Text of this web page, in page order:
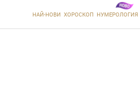
НАЙ-НОВИ ХОРОСКОП НУМЕРОЛОГИЯ